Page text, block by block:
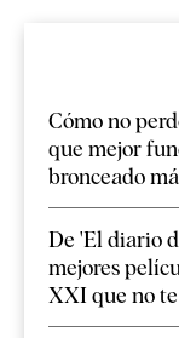
Cómo no
que mejor
bronceado
De 'El diario
mejores
XXI que no